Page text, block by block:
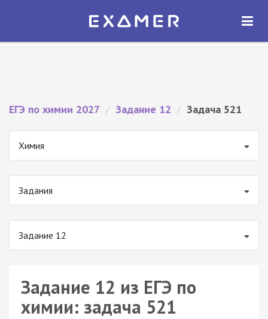
Экзамер — ЕГЭ 2027
ОТКРЫТЬ
ЕГЭ по химии 2027 / Задание 12 / Задача 521
Химия
Задания
Задание 12
Задание 12 из ЕГЭ по
химии: задача 521